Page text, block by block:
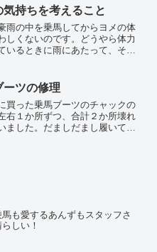
て、色々なサイズのものがあり
本的に項（うなじ...
気持ちを考えること
雨の中を乗馬してからヨメの体
しくないのです。どうやら体力
いるときに雨にあたって、その
した。よくよく考えると、馬た
の日も風の日もレ...
ーツの修理
買った乗馬ブーツのチャックの
右１か所ずつ、合計２か所壊れ
ました。だましだまし履いてい
も愛するあんずもスタッフさ
しい！